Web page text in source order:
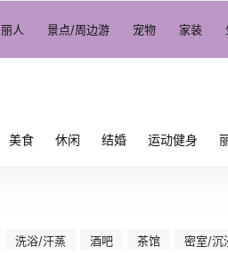
丽人 景点/周边游 宠物 家装
美食 休闲 结婚 运动健身
洗浴/汗蒸 酒吧 茶馆 密室/沉